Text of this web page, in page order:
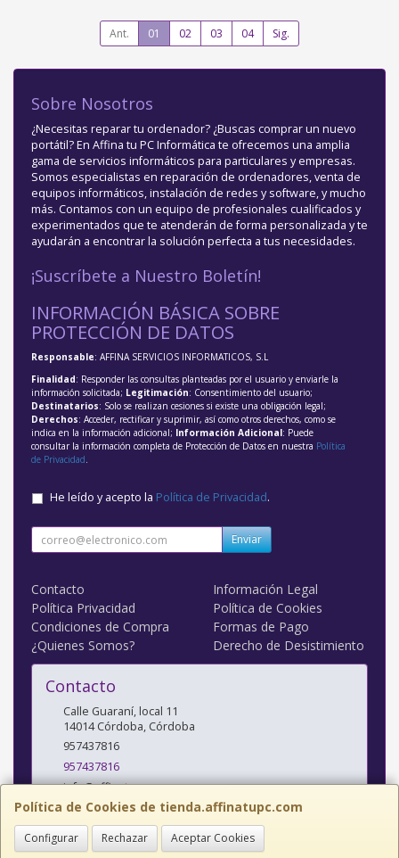
Ant. 01 02 03 04 Sig.
Política de Cookies de tienda.affinatupc.com
Configurar Rechazar Aceptar Cookies
Sobre Nosotros
¿Necesitas reparar tu ordenador? ¿Buscas comprar un nuevo
portátil? En Affina tu PC Informática te ofrecemos una amplia
gama de servicios informáticos para particulares y empresas.
Somos especialistas en reparación de ordenadores, venta de
equipos informáticos, instalación de redes y software, y mucho
más. Contamos con un equipo de profesionales cualificados y
experimentados que te atenderán de forma personalizada y te
ayudarán a encontrar la solución perfecta a tus necesidades.
¡Suscríbete a Nuestro Boletín!
INFORMACIÓN BÁSICA SOBRE
PROTECCIÓN DE DATOS
Responsable: AFFINA SERVICIOS INFORMATICOS, S.L
Finalidad: Responder las consultas planteadas por el usuario y enviarle la
información solicitada; Legitimación: Consentimiento del usuario;
Destinatarios: Solo se realizan cesiones si existe una obligación legal;
Derechos: Acceder, rectificar y suprimir, así como otros derechos, como se
indica en la información adicional; Información Adicional: Puede
consultar la información completa de Protección de Datos en nuestra Política
de Privacidad.
He leído y acepto la Política de Privacidad.
Enviar
Contacto
Información Legal
Política Privacidad
Política de Cookies
Condiciones de Compra
Formas de Pago
¿Quienes Somos?
Derecho de Desistimiento
Contacto
Calle Guaraní, local 11
14014 Córdoba, Córdoba
957437816
957437816
info@affinatupc.com
Horario